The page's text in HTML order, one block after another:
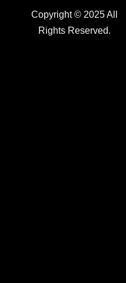
Copyright © 2025 All
Rights Reserved.